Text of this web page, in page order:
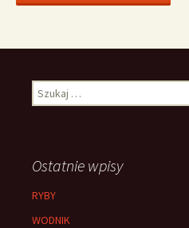
Szukaj:
Ostatnie wpisy
RYBY
WODNIK